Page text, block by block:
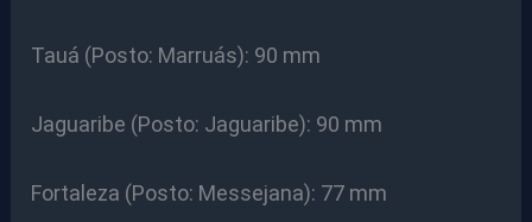
Tauá (Posto: Marruás): 90 mm
Jaguaribe (Posto: Jaguaribe): 90 mm
Fortaleza (Posto: Messejana): 77 mm